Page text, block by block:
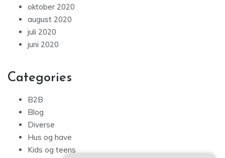
oktober 2020
august 2020
juli 2020
juni 2020
Categories
B2B
Blog
Diverse
Hus og have
Kids og teens